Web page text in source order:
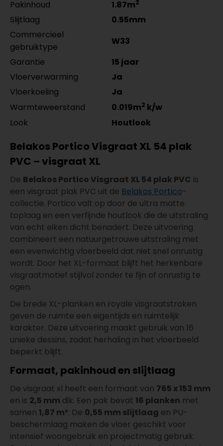
Pakinhoud
1.87m2
Slijtlaag
0.55mm
Commercieel
gebruiktype
W33
Garantie
15 jaar
Vloerverwarming
Ja
Vloerkoeling
Ja
Warmteweerstand
0.019m2 k/w
Look
Houtlook
Belakos Portico Visgraat XL 54 plak
PVC – visgraat XL
De Belakos Portico Visgraat XL 54 plak PVC is
een visgraat plak PVC uit de Belakos Portico-
collectie. Portico valt op door de ultra matte
toplaag en een verfijnde houtlook die de uitstraling
van echt eiken dicht benadert. Deze uitvoering
combineert een natuurgetrouwe uitstraling met
een evenwichtig vloerbeeld dat niet snel onrustig
wordt. Door het XL-formaat blijft het herkenbare
visgraatmotief stijlvol zonder te fijn of onrustig te
ogen.
De brede XL-planken en royale visgraatstroken
geven de ruimte een eigentijds en ruimtelijk
karakter. Deze uitvoering maakt gebruik van 16
unieke dessins, zodat herhaling in het vloerbeeld
beperkt blijft.
Formaat, pakinhoud en slijtlaag
De visgraat xl heeft een formaat van 765 x 153 mm
en is 2,5 mm dik. Een pak bevat 16 planken met
samen 1,87 m². De 0,55 mm slijtlaag en PU-
beschermlaag maken de vloer geschikt voor
intensief woongebruik en projectmatig gebruik.